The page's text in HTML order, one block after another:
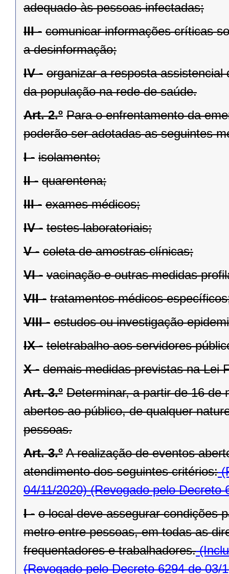
adequado às pessoas infectadas;
III - comunicar informações críticas
a desinformação;
IV - organizar a resposta
da população na rede de saúde.
Art. 2.º Para o enfrentamento da
poderão ser adotadas as seguintes
I - isolamento;
II - quarentena;
III - exames médicos;
IV - testes laboratoriais;
V - coleta de amostras clínicas;
VI - vacinação e outras medidas
VII - tratamentos médicos
VIII - estudos ou investigação
IX - teletrabalho aos servidores
X - demais medidas previstas na Lei
Art. 3.º Determinar, a partir de 16 de
abertos ao público, de qualquer
pessoas.
Art. 3.º A realização de eventos
atendimento dos seguintes critérios:
04/11/2020)(Revogado pelo Decreto
I - o local deve assegurar condições
metro entre pessoas, em todas as
frequentadores e trabalhadores.
(Revogado pelo Decreto 6294 de 03/